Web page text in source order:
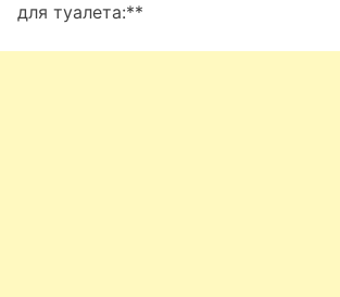
для туалета:**